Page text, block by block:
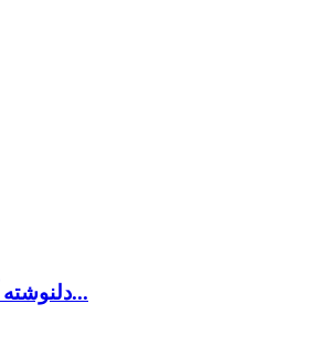
دلنوشته آریا عظیمی‌نژاد برای...